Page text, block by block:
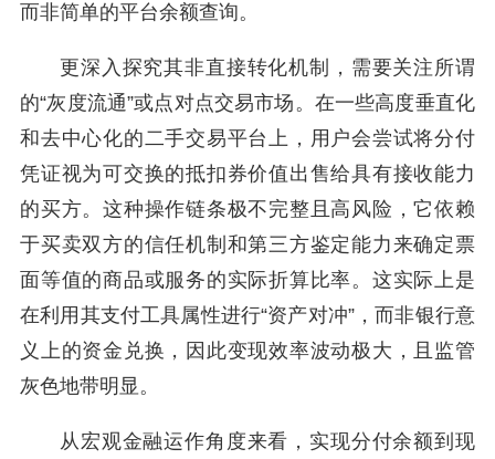
而非简单的平台余额查询。
更深入探究其非直接转化机制，需要关注所谓
的“灰度流通”或点对点交易市场。在一些高度垂直化
和去中心化的二手交易平台上，用户会尝试将分付
凭证视为可交换的抵扣券价值出售给具有接收能力
的买方。这种操作链条极不完整且高风险，它依赖
于买卖双方的信任机制和第三方鉴定能力来确定票
面等值的商品或服务的实际折算比率。这实际上是
在利用其支付工具属性进行“资产对冲”，而非银行意
义上的资金兑换，因此变现效率波动极大，且监管
灰色地带明显。
从宏观金融运作角度来看，实现分付余额到现